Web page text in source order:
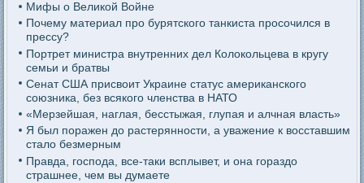
Мифы о Великой Войне
Почему материал про бурятского танкиста просочился в
прессу?
Портрет министра внутренних дел Колокольцева в кругу
семьи и братвы
Сенат США присвоит Украине статус американского
союзника, без всякого членства в НАТО
«Мерзейшая, наглая, бесстыжая, глупая и алчная власть»
Я был поражен до растерянности, а уважение к восставшим
стало безмерным
Правда, господа, все-таки всплывет, и она гораздо
страшнее, чем вы думаете